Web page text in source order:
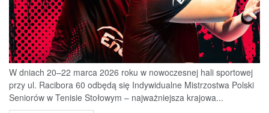
W dniach 20–22 marca 2026 roku w nowoczesnej hali sportowej
przy ul. Racibora 60 odbędą się Indywidualne Mistrzostwa Polski
Seniorów w Tenisie Stołowym – najważniejsza krajowa...